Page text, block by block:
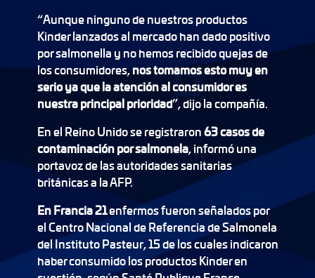
“Aunque ninguno de nuestros productos
Kinder lanzados al mercado han dado positivo
por salmonella y no hemos recibido quejas de
los consumidores,nos tomamos esto muy en
serio ya que la atención al consumidor es
nuestra principal prioridad”, dijo la compañía.
En el Reino Unido se registraron63 casos de
contaminación por salmonela, informó una
portavoz de las autoridades sanitarias
británicas a la AFP.
En Francia 21enfermos fueron señalados por
el Centro Nacional de Referencia de Salmonela
del Instituto Pasteur, 15 de los cuales indicaron
haber consumido los productos Kinder en